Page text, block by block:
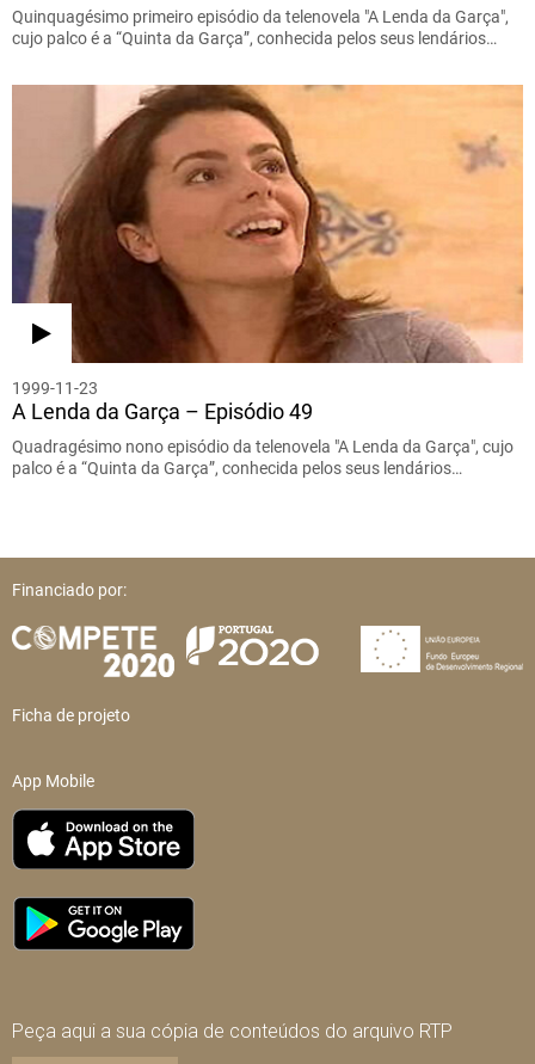
Quinquagésimo primeiro episódio da telenovela "A Lenda da Garça",
cujo palco é a “Quinta da Garça”, conhecida pelos seus lendários…
1999-11-23
A Lenda da Garça – Episódio 49
Quadragésimo nono episódio da telenovela "A Lenda da Garça", cujo
palco é a “Quinta da Garça”, conhecida pelos seus lendários…
Financiado por:
Ficha de projeto
App Mobile
Peça aqui a sua cópia de conteúdos do arquivo RTP